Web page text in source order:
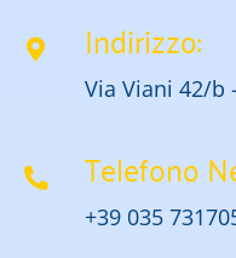
Indirizzo:
Via Viani 42/b
Telefono
+39 035